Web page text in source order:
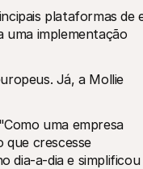
plataformas de
uma implementação
Já, a Mollie
uma empresa
que crescesse
dia-a-dia e simplificou